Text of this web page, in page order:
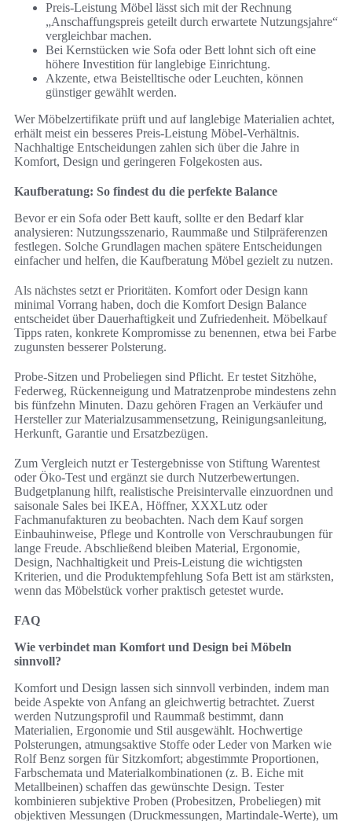
Preis-Leistung Möbel lässt sich mit der Rechnung
„Anschaffungspreis geteilt durch erwartete Nutzungsjahre“
vergleichbar machen.
Bei Kernstücken wie Sofa oder Bett lohnt sich oft eine
höhere Investition für langlebige Einrichtung.
Akzente, etwa Beistelltische oder Leuchten, können
günstiger gewählt werden.
Wer Möbelzertifikate prüft und auf langlebige Materialien achtet,
erhält meist ein besseres Preis-Leistung Möbel-Verhältnis.
Nachhaltige Entscheidungen zahlen sich über die Jahre in
Komfort, Design und geringeren Folgekosten aus.
Kaufberatung: So findest du die perfekte Balance
Bevor er ein Sofa oder Bett kauft, sollte er den Bedarf klar
analysieren: Nutzungsszenario, Raummaße und Stilpräferenzen
festlegen. Solche Grundlagen machen spätere Entscheidungen
einfacher und helfen, die Kaufberatung Möbel gezielt zu nutzen.
Als nächstes setzt er Prioritäten. Komfort oder Design kann
minimal Vorrang haben, doch die Komfort Design Balance
entscheidet über Dauerhaftigkeit und Zufriedenheit. Möbelkauf
Tipps raten, konkrete Kompromisse zu benennen, etwa bei Farbe
zugunsten besserer Polsterung.
Probe-Sitzen und Probeliegen sind Pflicht. Er testet Sitzhöhe,
Federweg, Rückenneigung und Matratzenprobe mindestens zehn
bis fünfzehn Minuten. Dazu gehören Fragen an Verkäufer und
Hersteller zur Materialzusammensetzung, Reinigungsanleitung,
Herkunft, Garantie und Ersatzbezügen.
Zum Vergleich nutzt er Testergebnisse von Stiftung Warentest
oder Öko-Test und ergänzt sie durch Nutzerbewertungen.
Budgetplanung hilft, realistische Preisintervalle einzuordnen und
saisonale Sales bei IKEA, Höffner, XXXLutz oder
Fachmanufakturen zu beobachten. Nach dem Kauf sorgen
Einbauhinweise, Pflege und Kontrolle von Verschraubungen für
lange Freude. Abschließend bleiben Material, Ergonomie,
Design, Nachhaltigkeit und Preis-Leistung die wichtigsten
Kriterien, und die Produktempfehlung Sofa Bett ist am stärksten,
wenn das Möbelstück vorher praktisch getestet wurde.
FAQ
Wie verbindet man Komfort und Design bei Möbeln
sinnvoll?
Komfort und Design lassen sich sinnvoll verbinden, indem man
beide Aspekte von Anfang an gleichwertig betrachtet. Zuerst
werden Nutzungsprofil und Raummaß bestimmt, dann
Materialien, Ergonomie und Stil ausgewählt. Hochwertige
Polsterungen, atmungsaktive Stoffe oder Leder von Marken wie
Rolf Benz sorgen für Sitzkomfort; abgestimmte Proportionen,
Farbschemata und Materialkombinationen (z. B. Eiche mit
Metallbeinen) schaffen das gewünschte Design. Tester
kombinieren subjektive Proben (Probesitzen, Probeliegen) mit
objektiven Messungen (Druckmessungen, Martindale-Werte), um